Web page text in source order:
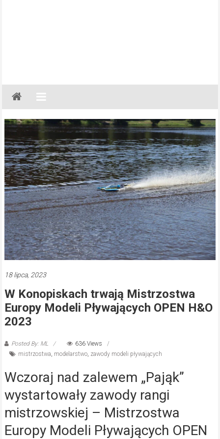
Gazeta
Regionalna
Częstochowa,
Kłobuck,
Lubliniec,
Myszków
18 lipca, 2023
W Konopiskach trwają Mistrzostwa
Europy Modeli Pływających OPEN H&O
2023
Posted By: ML
636 Views
mistrzostwa, modelarstwo, zawody modeli pływających
Wczoraj nad zalewem „Pająk”
wystartowały zawody rangi
mistrzowskiej – Mistrzostwa
Europy Modeli Pływających OPEN